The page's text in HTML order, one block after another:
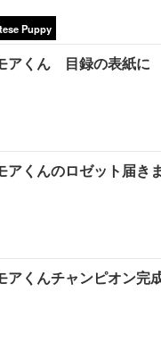
Puppy
アくん 目録の表紙に
アくんのロゼット届き
アくんチャンピオン完